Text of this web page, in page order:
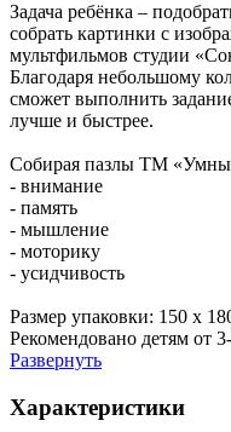
Задача ребёнка –
собрать картинки с
мультфильмов студии
Благодаря небольшому
сможет выполнить
лучше и быстрее.
Собирая пазлы ТМ
- внимание
- память
- мышление
- моторику
- усидчивость
Размер упаковки: 150 x
Рекомендовано детям от
Развернуть
Характеристики